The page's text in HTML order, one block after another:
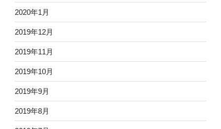
2020年1月
2019年12月
2019年11月
2019年10月
2019年9月
2019年8月